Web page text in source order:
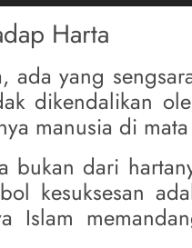
Harta
yang
dikendalikan
manusia di mata
bukan dari
kesuksesan
Islam